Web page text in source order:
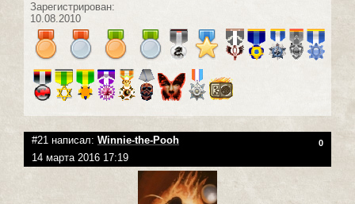
Зарегистрирован:
10.08.2010
#21 написал: Winnie-the-Pooh 0
14 марта 2016 17:19